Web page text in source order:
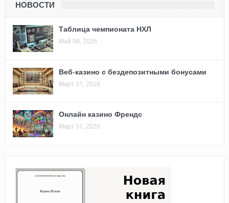
НОВОСТИ
Таблица чемпионата НХЛ
Май 08, 2026
Веб-казино с бездепозитными бонусами
Март 31, 2026
Онлайн казино Френдс
Март 31, 2026